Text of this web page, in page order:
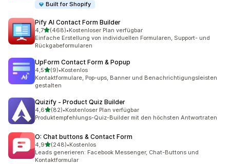
Built for Shopify
Pify AI Contact Form Builder
4,7von 5 Sternen
(468)
468 Rezensionen insgesamt
•Kostenloser Plan verfügbar
Einfache Erstellung von individuellen Formularen, Support- und
Rückgabeformularen
UpForm Contact Form & Popup
4,5von 5 Sternen
(9)
9 Rezensionen insgesamt
•Kostenlos
Kontaktformulare, Pop-ups, Banner und Benachrichtigungsleisten
gestalten
Quizify ‑ Product Quiz Builder
4,6von 5 Sternen
(82)
82 Rezensionen insgesamt
•Kostenloser Plan verfügbar
Produktempfehlungs-Quiz-Builder mit den höchsten Antwortraten
O: Chat buttons & Contact Form
4,9von 5 Sternen
(248)
248 Rezensionen insgesamt
•Kostenlos
Leads generieren: Facebook Messenger, Chat-Buttons und
Kontaktformular